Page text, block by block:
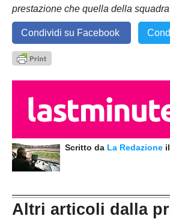
prestazione che quella della
Condividi su Facebook
Scritto da La Redazione
Altri articoli dalla